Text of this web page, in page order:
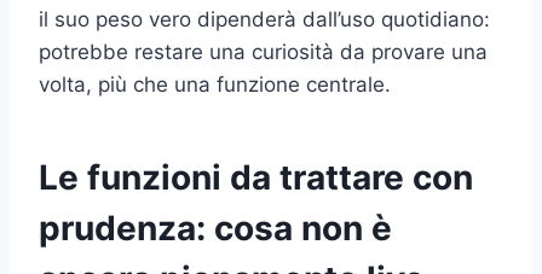
il suo peso vero dipenderà dall’uso quotidiano:
potrebbe restare una curiosità da provare una
volta, più che una funzione centrale.
Le funzioni da trattare con
prudenza: cosa non è